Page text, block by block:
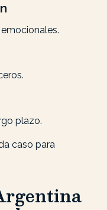
plazo.
caso para